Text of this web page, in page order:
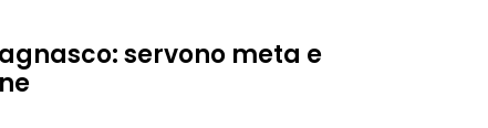
servono meta e